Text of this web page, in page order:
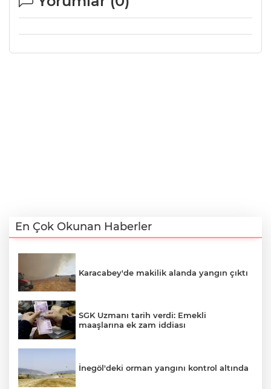
En Çok Okunan Haberler
Karacabey'de makilik alanda yangın çıktı
SGK Uzmanı tarih verdi: Emekli
maaşlarına ek zam iddiası
İnegöl'deki orman yangını kontrol altında